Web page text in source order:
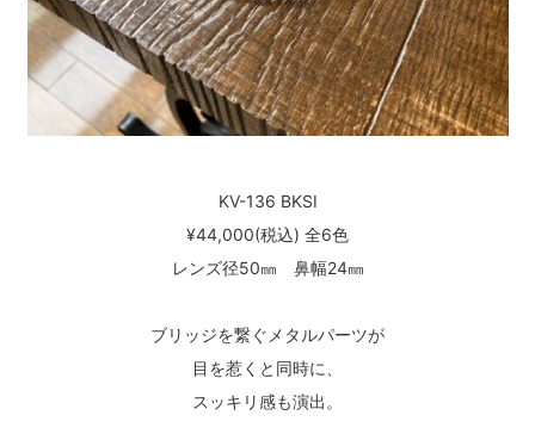
KV-136 BKSI
¥44,000(税込) 全6色
レンズ径50㎜ 鼻幅24㎜
ブリッジを繋ぐメタルパーツが
目を惹くと同時に、
スッキリ感も演出。